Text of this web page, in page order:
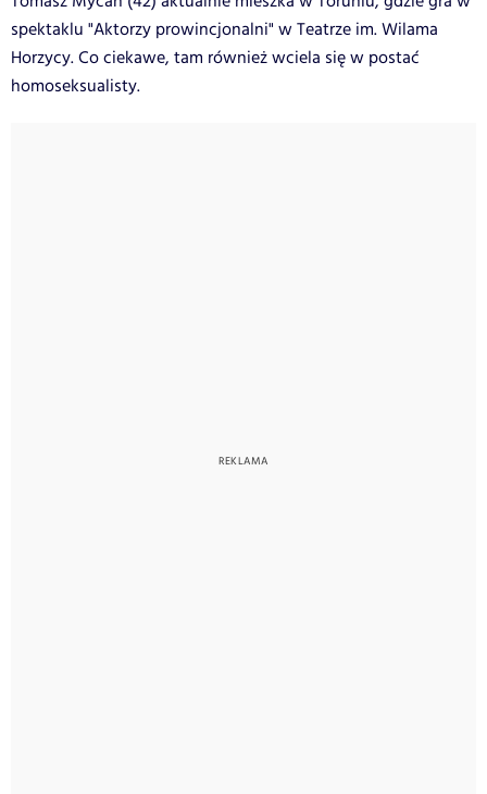
spektaklu "Aktorzy prowincjonalni" w Teatrze im. Wilama
Horzycy. Co ciekawe, tam również wciela się w postać
homoseksualisty.